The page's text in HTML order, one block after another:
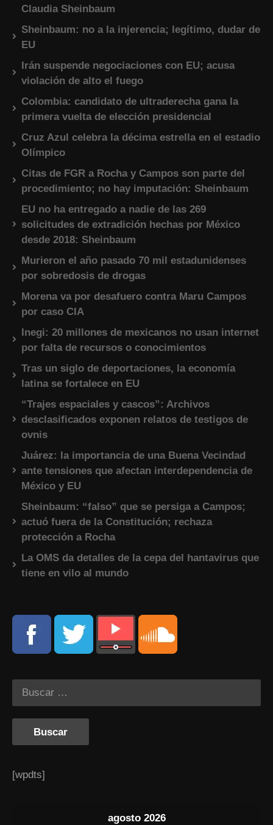
Claudia Sheinbaum
Sheinbaum: no a la injerencia; legítimo, dudar de
EU
Irán suspende negociaciones con EU; acusa
violación de alto el fuego
Colombia: candidato de ultraderecha gana la
primera vuelta de elección presidencial
Cruz Azul celebra la décima estrella en el estadio
Olímpico
Citas de FGR a Rocha y Campos son parte del
procedimiento; no hay imputación: Sheinbaum
EU no ha entregado a nadie de las 269
solicitudes de extradición hechas por México
desde 2018: Sheinbaum
Murieron el año pasado 70 mil estadunidenses
por sobredosis de drogas
Morena va por desafuero contra Maru Campos
por caso CIA
Inegi: 20 millones de mexicanos no usan internet
por falta de recursos o conocimientos
Tras un siglo de deportaciones, la economía
latina se fortalece en EU
“Trajes espaciales y cascos”: Archivos
desclasificados exponen relatos de testigos de
ovnis
Juárez: la importancia de una Buena Vecindad
ante tensiones que afectan interdependencia de
México y EU
Sheinbaum: “falso” que se persiga a Campos;
actuó fuera de la Constitución; rechaza
protección a Rocha
La OMS da detalles de la cepa del hantavirus que
tiene en vilo al mundo
[wpdts]
agosto 2026